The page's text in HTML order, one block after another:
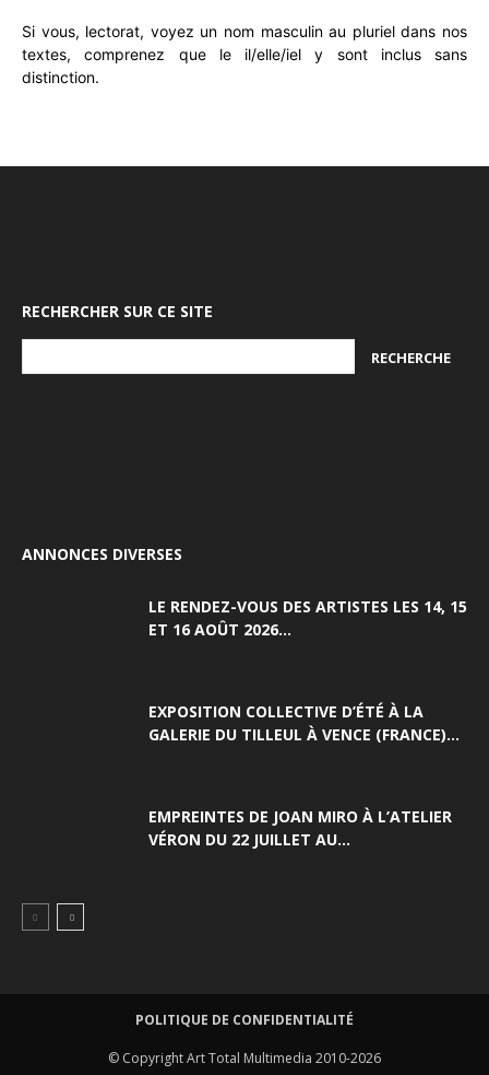
Si vous, lectorat, voyez un nom masculin au pluriel dans nos
textes, comprenez que le il/elle/iel y sont inclus sans
distinction.
RECHERCHER SUR CE SITE
ANNONCES DIVERSES
LE RENDEZ-VOUS DES ARTISTES LES 14, 15
ET 16 AOÛT 2026...
EXPOSITION COLLECTIVE D’ÉTÉ À LA
GALERIE DU TILLEUL À VENCE (FRANCE)...
EMPREINTES DE JOAN MIRO À L’ATELIER
VÉRON DU 22 JUILLET AU...
POLITIQUE DE CONFIDENTIALITÉ
© Copyright Art Total Multimedia 2010-2026